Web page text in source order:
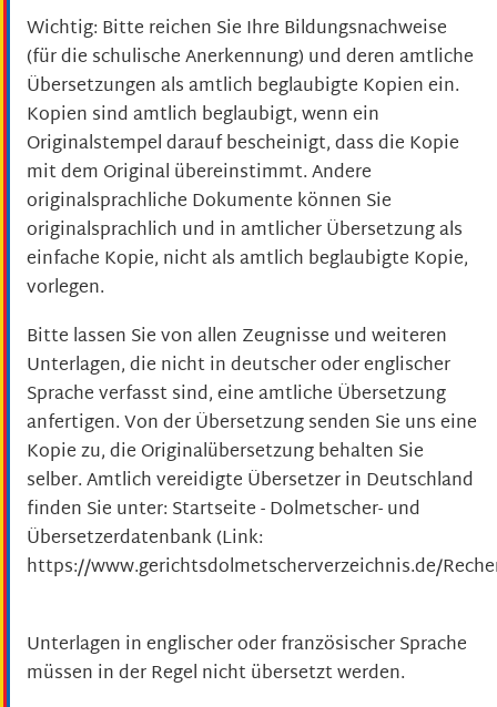
Wichtig: Bitte reichen Sie Ihre Bildungsnachweise
(für die schulische Anerkennung) und deren amtliche
Übersetzungen als amtlich beglaubigte Kopien ein.
Kopien sind amtlich beglaubigt, wenn ein
Originalstempel darauf bescheinigt, dass die Kopie
mit dem Original übereinstimmt. Andere
originalsprachliche Dokumente können Sie
originalsprachlich und in amtlicher Übersetzung als
einfache Kopie, nicht als amtlich beglaubigte Kopie,
vorlegen.
Bitte lassen Sie von allen Zeugnisse und weiteren
Unterlagen, die nicht in deutscher oder englischer
Sprache verfasst sind, eine amtliche Übersetzung
anfertigen. Von der Übersetzung senden Sie uns eine
Kopie zu, die Originalübersetzung behalten Sie
selber. Amtlich vereidigte Übersetzer in Deutschland
finden Sie unter: Startseite - Dolmetscher- und
Übersetzerdatenbank (Link:
https://www.gerichtsdolmetscherverzeichnis.de/
Unterlagen in englischer oder französischer Sprache
müssen in der Regel nicht übersetzt werden.